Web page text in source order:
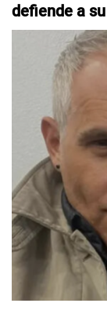
defiende a